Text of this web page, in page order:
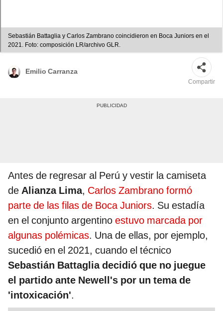
Sebastián Battaglia y Carlos Zambrano coincidieron en Boca Juniors en el
2021. Foto: composición LR/archivo GLR.
Emilio Carranza
Compartir
Antes de regresar al Perú y vestir la camiseta
de Alianza Lima, Carlos Zambrano formó
parte de las filas de Boca Juniors. Su estadía
en el conjunto argentino estuvo marcada por
algunas polémicas. Una de ellas, por ejemplo,
sucedió en el 2021, cuando el técnico
Sebastián Battaglia decidió que no juegue
el partido ante Newell's por un tema de
'intoxicación'.